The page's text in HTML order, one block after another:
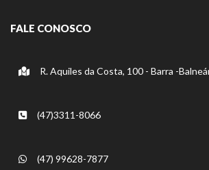
FALE CONOSCO
R. Aquiles da Costa, 100 - Barra -
(47)3311-8066
(47) 99628-7877